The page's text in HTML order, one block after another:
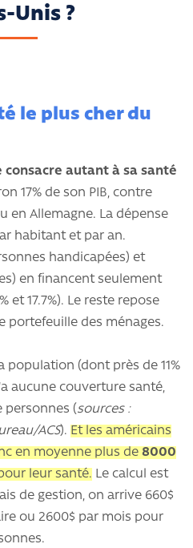
Unis ?
le plus cher du
consacre autant à sa santé
17% de son PIB, contre
en Allemagne. La dépense
habitant et par an.
handicapées) et
en financent seulement
et 17.7%). Le reste repose
portefeuille des ménages.
population (dont près de 11%
aucune couverture santé,
personnes (sources :
ACS). Et les américains
en moyenne plus de 8000
leur santé. Le calcul est
de gestion, on arrive 660$
ou 2600$ par mois pour